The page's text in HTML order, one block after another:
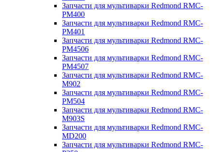
Запчасти для мультиварки Redmond RMC-
PM400
Запчасти для мультиварки Redmond RMC-
PM401
Запчасти для мультиварки Redmond RMC-
PM4506
Запчасти для мультиварки Redmond RMC-
PM4507
Запчасти для мультиварки Redmond RMC-
M902
Запчасти для мультиварки Redmond RMC-
PM504
Запчасти для мультиварки Redmond RMC-
M903S
Запчасти для мультиварки Redmond RMC-
MD200
Запчасти для мультиварки Redmond RMC-